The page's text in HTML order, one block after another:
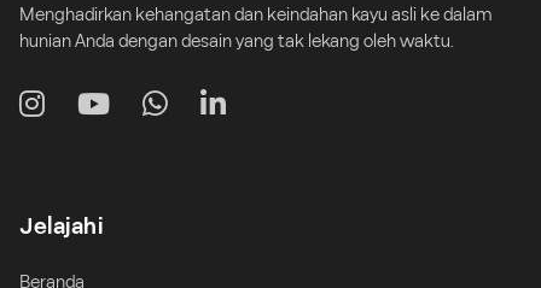
Menghadirkan kehangatan dan keindahan kayu asli ke dalam
hunian Anda dengan desain yang tak lekang oleh waktu.
Jelajahi
Beranda